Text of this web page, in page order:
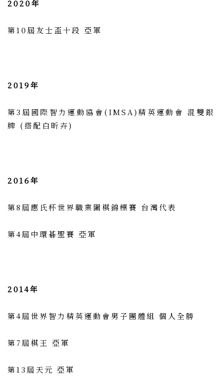
2020年
第10屆友士盃十段 亞軍
2019年
第3屆國際智力運動協會(IMSA)精英運動會 混雙銀
牌 (搭配白昕卉)
2016年
第8屆應氏杯世界職業圍棋錦標賽 台灣代表
第4屆中環碁聖賽 亞軍
2014年
第4屆世界智力精英運動會男子團體組 個人全勝
第7屆棋王 亞軍
第13屆天元 亞軍